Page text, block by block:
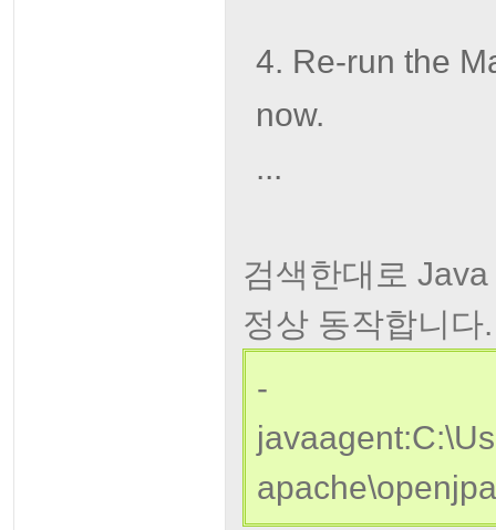
4. Re-run the
now.
...
검색한대로
정상 동작합니
-